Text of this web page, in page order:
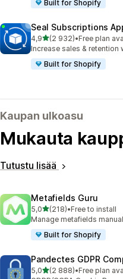
Built for Shopify
Seal Subscriptions
4,9/ 5 tähteä
(2 932)
2932 arvostelua yhteensä
•Free plan
Increase sales &
Built for Shopify
Kaupan ulkoasu
Mukauta
Tutustu lisää
Metafields Guru
5,0/ 5 tähteä
(218)
218 arvostelua yhteensä
•Free to install
Manage metafields
Built for Shopify
Pandectes GDPR
5,0/ 5 tähteä
(2 888)
2888 arvostelua yhteensä
•Free plan